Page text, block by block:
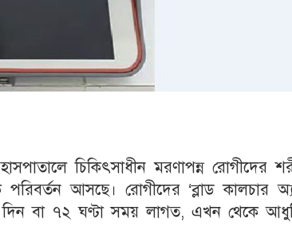
চিকিৎসাধীন মরণাপন্ন রোগীদের
পরিবর্তন আসছে। রোগীদের ‘ব্লাড কালচার
দিন বা ৭২ ঘণ্টা সময় লাগত, এখন থেকে